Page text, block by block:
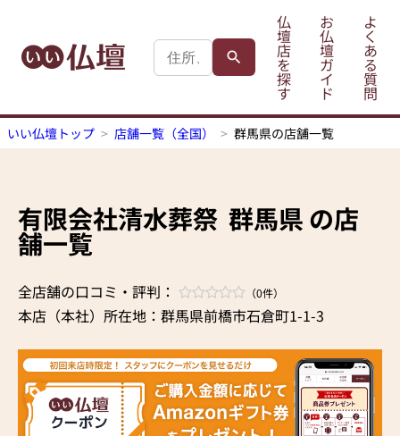
仏
壇
店
を
探
す
お
仏
壇
ガ
イ
ド
よ
く
あ
る
質
問
いい仏壇トップ 店舗一覧（全国） 群馬県の店舗一覧
有限会社清水葬祭 群馬県 の店
舗一覧
全店舗の口コミ・評判： （0件）
本店（本社）所在地：群馬県前橋市石倉町1-1-3